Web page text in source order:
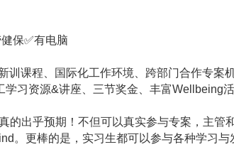
保✅有电脑
训课程、国际化工作环境、跨部门合作专
学习资源&讲座、三节奖金、丰富Wellbeing
的出乎预期！不但可以真实参与专案，主
。更棒的是，实习生都可以参与各种学习